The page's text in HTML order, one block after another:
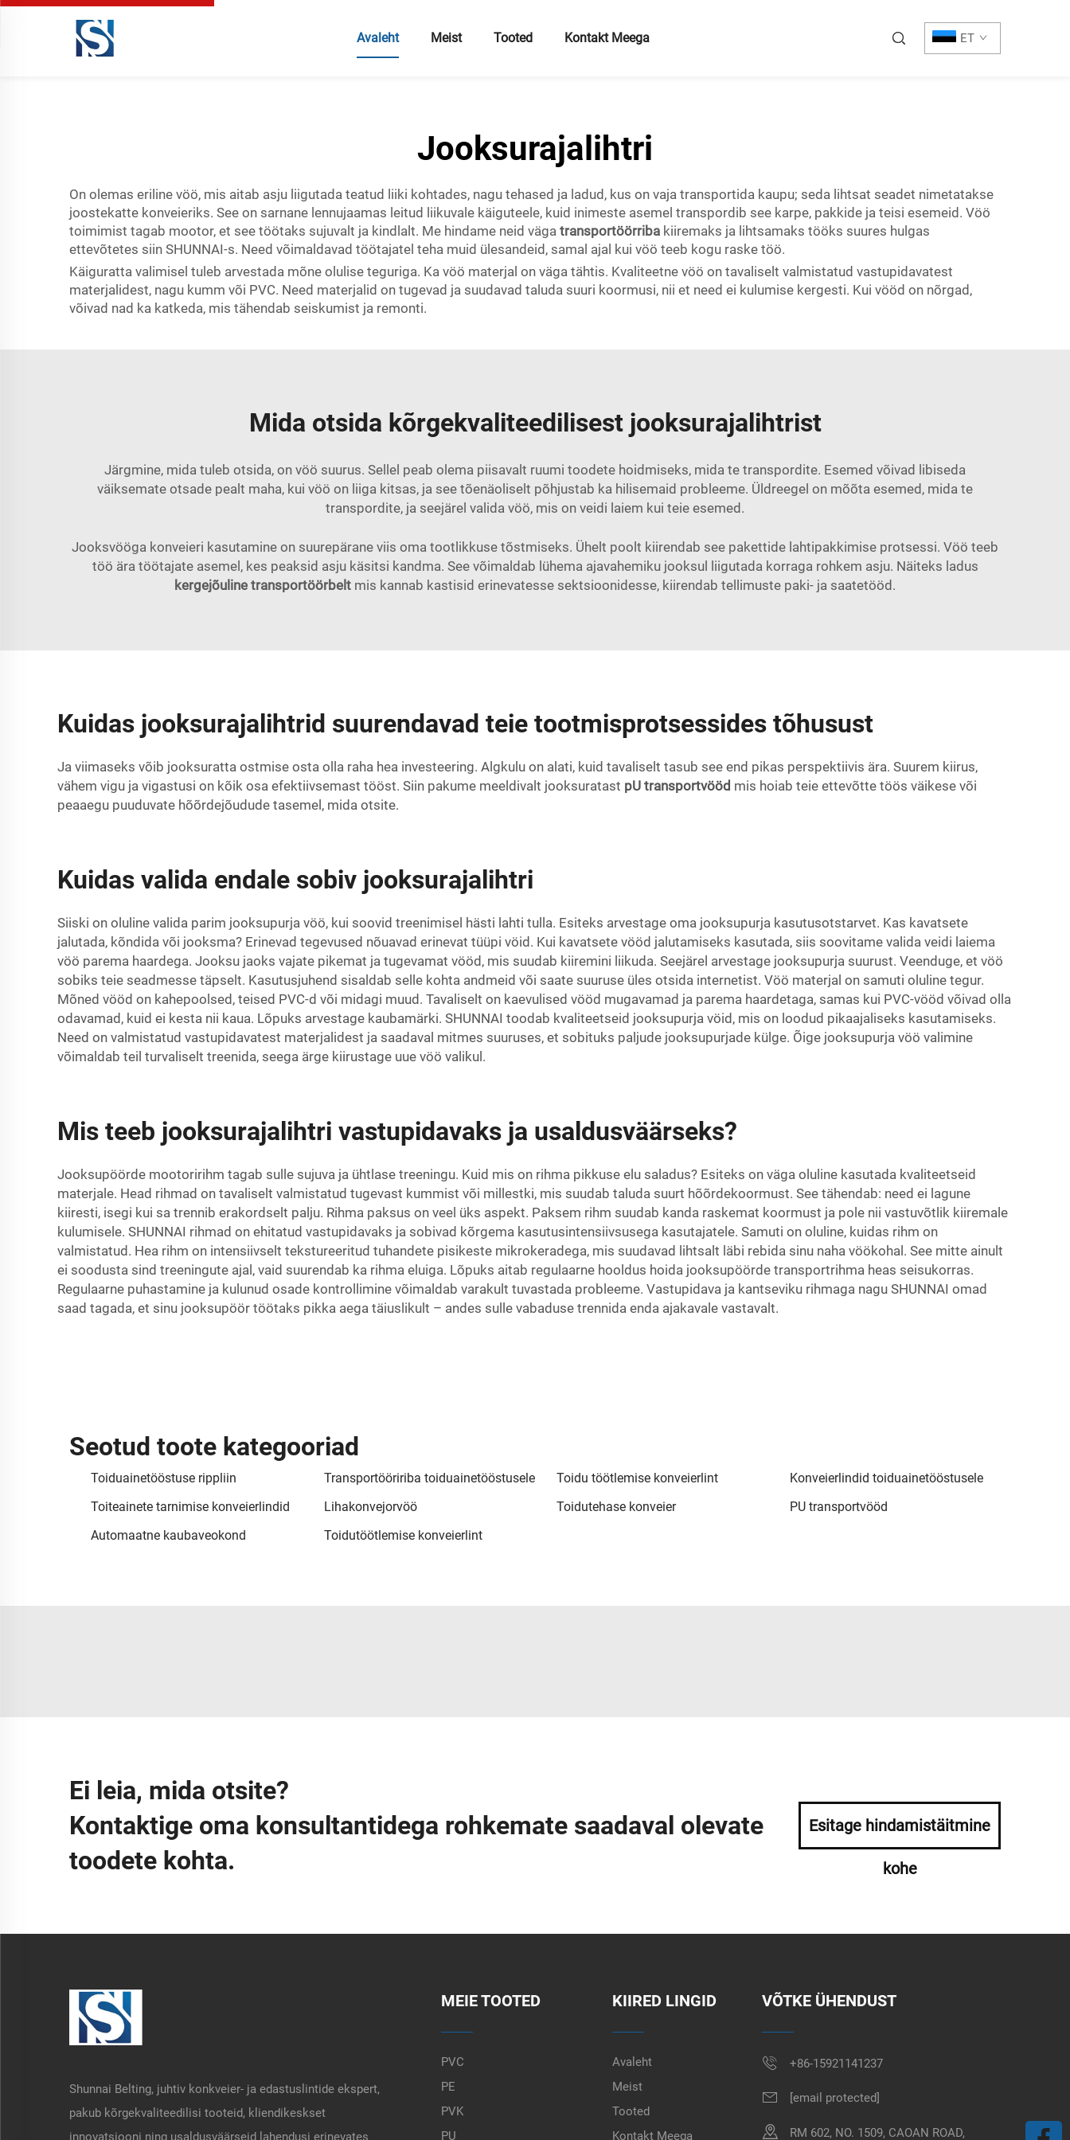
Avaleht Meist Tooted Kontakt Meega ET
Jooksurajalihtri
On olemas eriline vöö, mis aitab asju liigutada teatud liiki kohtades, nagu tehased ja ladud, kus on vaja transportida kaupu; seda lihtsat seadet nimetatakse
joostekatte konveieriks. See on sarnane lennujaamas leitud liikuvale käiguteele, kuid inimeste asemel transpordib see karpe, pakkide ja teisi esemeid. Vöö
toimimist tagab mootor, et see töötaks sujuvalt ja kindlalt. Me hindame neid väga transportöörriba kiiremaks ja lihtsamaks tööks suures hulgas
ettevõtetes siin SHUNNAI-s. Need võimaldavad töötajatel teha muid ülesandeid, samal ajal kui vöö teeb kogu raske töö.
Käiguratta valimisel tuleb arvestada mõne olulise teguriga. Ka vöö materjal on väga tähtis. Kvaliteetne vöö on tavaliselt valmistatud vastupidavatest
materjalidest, nagu kumm või PVC. Need materjalid on tugevad ja suudavad taluda suuri koormusi, nii et need ei kulumise kergesti. Kui vööd on nõrgad,
võivad nad ka katkeda, mis tähendab seiskumist ja remonti.
Mida otsida kõrgekvaliteedilisest jooksurajalihtrist
Järgmine, mida tuleb otsida, on vöö suurus. Sellel peab olema piisavalt ruumi toodete hoidmiseks, mida te transpordite. Esemed võivad libiseda
väiksemate otsade pealt maha, kui vöö on liiga kitsas, ja see tõenäoliselt põhjustab ka hilisemaid probleeme. Üldreegel on mõõta esemed, mida te
transpordite, ja seejärel valida vöö, mis on veidi laiem kui teie esemed.
Jooksvööga konveieri kasutamine on suurepärane viis oma tootlikkuse tõstmiseks. Ühelt poolt kiirendab see pakettide lahtipakkimise protsessi. Vöö teeb
töö ära töötajate asemel, kes peaksid asju käsitsi kandma. See võimaldab lühema ajavahemiku jooksul liigutada korraga rohkem asju. Näiteks ladus
kergejõuline transportöörbelt mis kannab kastisid erinevatesse sektsioonidesse, kiirendab tellimuste paki- ja saatetööd.
Kuidas jooksurajalihtrid suurendavad teie tootmisprotsessides tõhusust
Ja viimaseks võib jooksuratta ostmise osta olla raha hea investeering. Algkulu on alati, kuid tavaliselt tasub see end pikas perspektiivis ära. Suurem kiirus,
vähem vigu ja vigastusi on kõik osa efektiivsemast tööst. Siin pakume meeldivalt jooksuratast pU transportvööd mis hoiab teie ettevõtte töös väikese või
peaaegu puuduvate hõõrdejõudude tasemel, mida otsite.
Kuidas valida endale sobiv jooksurajalihtri
Siiski on oluline valida parim jooksupurja vöö, kui soovid treenimisel hästi lahti tulla. Esiteks arvestage oma jooksupurja kasutusotstarvet. Kas kavatsete
jalutada, kõndida või jooksma? Erinevad tegevused nõuavad erinevat tüüpi vöid. Kui kavatsete vööd jalutamiseks kasutada, siis soovitame valida veidi laiema
vöö parema haardega. Jooksu jaoks vajate pikemat ja tugevamat vööd, mis suudab kiiremini liikuda. Seejärel arvestage jooksupurja suurust. Veenduge, et vöö
sobiks teie seadmesse täpselt. Kasutusjuhend sisaldab selle kohta andmeid või saate suuruse üles otsida internetist. Vöö materjal on samuti oluline tegur.
Mõned vööd on kahepoolsed, teised PVC-d või midagi muud. Tavaliselt on kaevulised vööd mugavamad ja parema haardetaga, samas kui PVC-vööd võivad olla
odavamad, kuid ei kesta nii kaua. Lõpuks arvestage kaubamärki. SHUNNAI toodab kvaliteetseid jooksupurja vöid, mis on loodud pikaajaliseks kasutamiseks.
Need on valmistatud vastupidavatest materjalidest ja saadaval mitmes suuruses, et sobituks paljude jooksupurjade külge. Õige jooksupurja vöö valimine
võimaldab teil turvaliselt treenida, seega ärge kiirustage uue vöö valikul.
Mis teeb jooksurajalihtri vastupidavaks ja usaldusväärseks?
Jooksupöörde mootoririhm tagab sulle sujuva ja ühtlase treeningu. Kuid mis on rihma pikkuse elu saladus? Esiteks on väga oluline kasutada kvaliteetseid
materjale. Head rihmad on tavaliselt valmistatud tugevast kummist või millestki, mis suudab taluda suurt hõõrdekoormust. See tähendab: need ei lagune
kiiresti, isegi kui sa trennib erakordselt palju. Rihma paksus on veel üks aspekt. Paksem rihm suudab kanda raskemat koormust ja pole nii vastuvõtlik kiiremale
kulumisele. SHUNNAI rihmad on ehitatud vastupidavaks ja sobivad kõrgema kasutusintensiivsusega kasutajatele. Samuti on oluline, kuidas rihm on
valmistatud. Hea rihm on intensiivselt tekstureeritud tuhandete pisikeste mikrokeradega, mis suudavad lihtsalt läbi rebida sinu naha vöökohal. See mitte ainult
ei soodusta sind treeningute ajal, vaid suurendab ka rihma eluiga. Lõpuks aitab regulaarne hooldus hoida jooksupöörde transportrihma heas seisukorras.
Regulaarne puhastamine ja kulunud osade kontrollimine võimaldab varakult tuvastada probleeme. Vastupidava ja kantseviku rihmaga nagu SHUNNAI omad
saad tagada, et sinu jooksupöör töötaks pikka aega täiuslikult – andes sulle vabaduse trennida enda ajakavale vastavalt.
Seotud toote kategooriad
Toiduainetööstuse rippliin Transportööririba toiduainetööstusele Toidu töötlemise konveierlint
Konveierlindid toiduainetööstusele
Toiteainete tarnimise konveierlindid
Lihakonvejorvöö Toidutehase konveier
PU transportvööd
Automaatne kaubaveokond
Toidutöötlemise konveierlint
Ei leia, mida otsite?
Kontaktige oma konsultantidega rohkemate saadaval olevate
toodete kohta.
Esitage hindamistäitmine
kohe
Shunnai Belting, juhtiv konkveier- ja edastuslintide ekspert,
pakub kõrgekvaliteedilisi tooteid, kliendikeskset
innovatsiooni ning usaldusväärseid lahendusi erinevates
MEIE TOOTED
PVC
PE
PVK
PU
KIIRED LINGID
Avaleht
Meist
Tooted
Kontakt Meega
VÕTKE ÜHENDUST
+86-15921141237
[email protected]
RM 602, NO. 1509, CAOAN ROAD,